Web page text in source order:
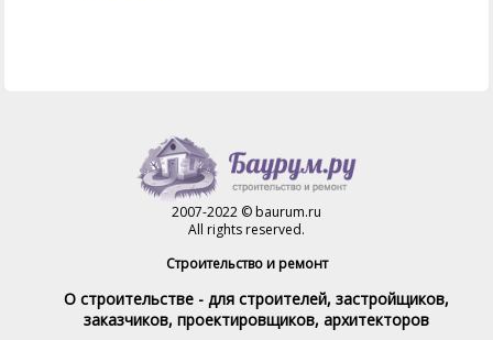
2007-2022 © baurum.ru
All rights reserved.
Строительство и ремонт
О строительстве - для строителей, застройщиков,
заказчиков, проектировщиков, архитекторов